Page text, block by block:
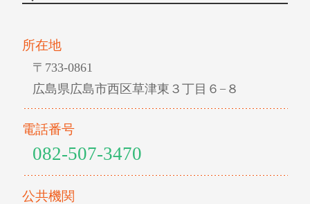
所在地
〒733-0861
広島県広島市西区草津東３丁目６−８
電話番号
082-507-3470
公共機関